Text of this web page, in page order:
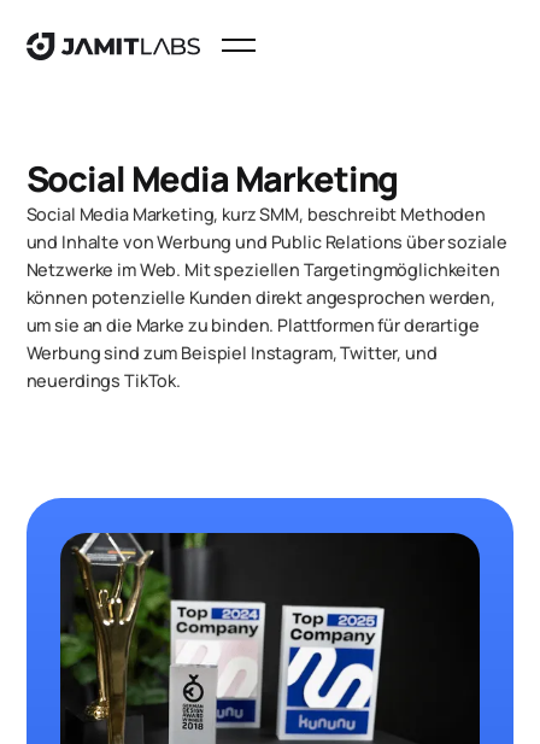
Social Media Marketing
Social Media Marketing, kurz SMM, beschreibt Methoden
und Inhalte von Werbung und Public Relations über soziale
Netzwerke im Web. Mit speziellen Targetingmöglichkeiten
können potenzielle Kunden direkt angesprochen werden,
um sie an die Marke zu binden. Plattformen für derartige
Werbung sind zum Beispiel Instagram, Twitter, und
neuerdings TikTok.